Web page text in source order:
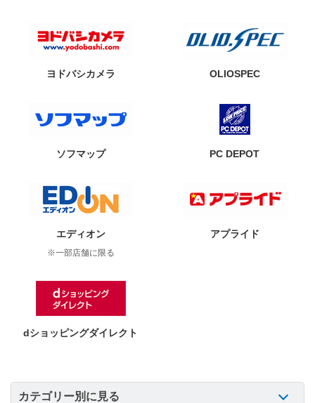
ヨドバシカメラ OLIOSPEC
ソフマップ PC DEPOT
エディオン
※一部店舗に限る
アプライド
dショッピングダイレクト
カテゴリー別に見る